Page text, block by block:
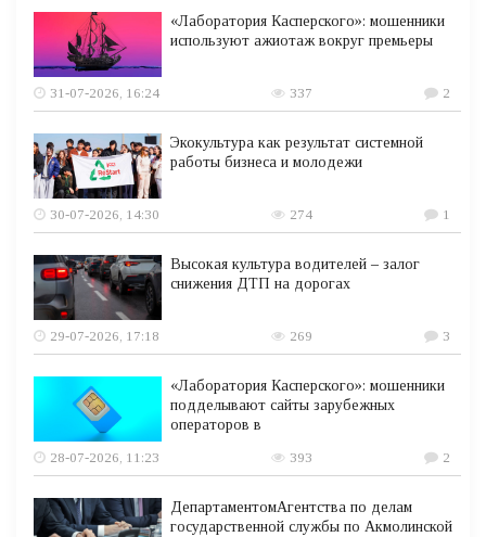
«Лаборатория Касперского»: мошенники
используют ажиотаж вокруг премьеры
31-07-2026, 16:24 337 2
Экокультура как результат системной
работы бизнеса и молодежи
30-07-2026, 14:30 274 1
Высокая культура водителей – залог
снижения ДТП на дорогах
29-07-2026, 17:18 269 3
«Лаборатория Касперского»: мошенники
подделывают сайты зарубежных
операторов в
28-07-2026, 11:23
393 2
ДепартаментомАгентства по делам
государственной службы по Акмолинской